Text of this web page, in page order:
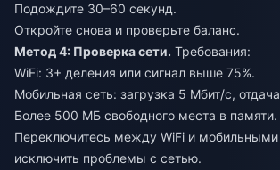
Подождите 30–60 секунд.
Откройте снова и проверьте баланс.
Метод 4: Проверка сети. Требования:
WiFi: 3+ деления или сигнал выше 75%.
Мобильная сеть: загрузка 5 Мбит/с,
Более 500 МБ свободного места в памяти.
Переключитесь между WiFi и
исключить проблемы с сетью.